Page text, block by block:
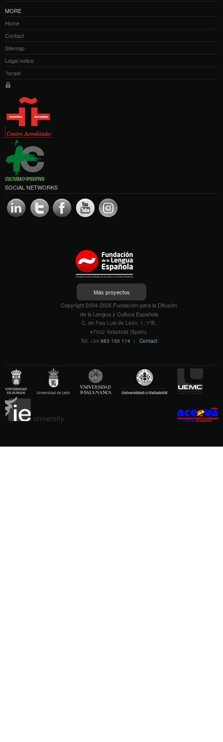
MORE
Home
Contact
Sitemap
Legal notice
*Israel
SOCIAL NETWORKS
Más proyectos
Copyright 2004-2026 Fundación para la Difusión
de la Lengua y Cultura Española
C. de Fray Luis de León, 1, 1ºB,
47002 Valladolid (Spain).
Tel. +34 983 150 114 | Contact